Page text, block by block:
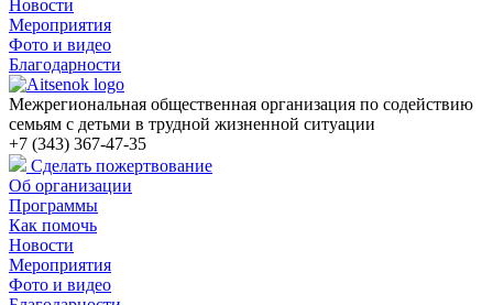
Новости
Мероприятия
Фото и видео
Благодарности
Межрегиональная общественная организация по содействию
семьям с детьми в трудной жизненной ситуации
+7 (343) 367-47-35
Сделать пожертвование
Об организации
Программы
Как помочь
Новости
Мероприятия
Фото и видео